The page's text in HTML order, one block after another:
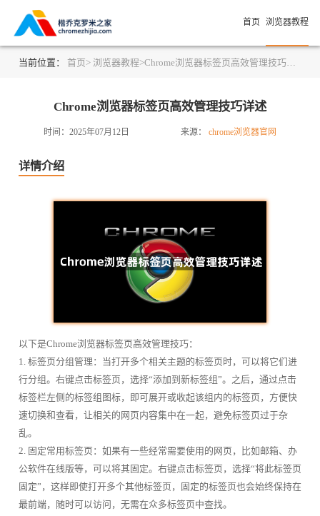
首页 浏览器教程
当前位置： 首页> 浏览器教程>Chrome浏览器标签页高效管理技巧详述
Chrome浏览器标签页高效管理技巧详述
时间：2025年07月12日 来源： chrome浏览器官网
详情介绍
以下是Chrome浏览器标签页高效管理技巧：
1. 标签页分组管理：当打开多个相关主题的标签页时，可以将它们进
行分组。右键点击标签页，选择“添加到新标签组”。之后，通过点击
标签栏左侧的标签组图标，即可展开或收起该组内的标签页，方便快
速切换和查看，让相关的网页内容集中在一起，避免标签页过于杂
乱。
2. 固定常用标签页：如果有一些经常需要使用的网页，比如邮箱、办
公软件在线版等，可以将其固定。右键点击标签页，选择“将此标签页
固定”，这样即使打开多个其他标签页，固定的标签页也会始终保持在
最前端，随时可以访问，无需在众多标签页中查找。